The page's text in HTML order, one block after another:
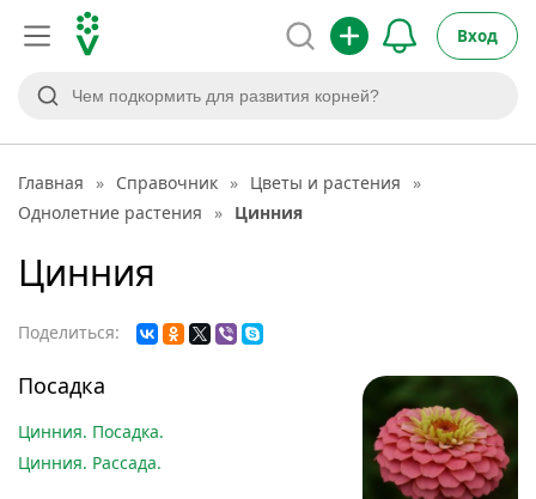
Вход
Главная » Справочник » Цветы и растения »
Однолетние растения » Цинния
Цинния
Поделиться:
Посадка
Цинния. Посадка.
Цинния. Рассада.